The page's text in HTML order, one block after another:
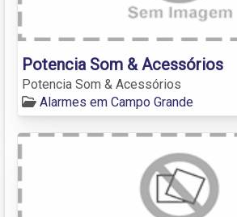
Potencia Som & Acessórios
Potencia Som & Acessórios
Alarmes em Campo Grande